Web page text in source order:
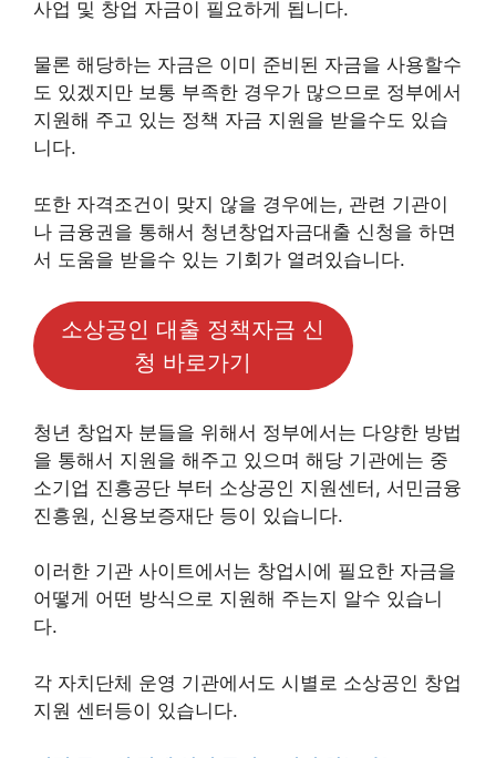
사업 및 창업 자금이 필요하게 됩니다.
물론 해당하는 자금은 이미 준비된 자금을 사용할수
도 있겠지만 보통 부족한 경우가 많으므로 정부에서
지원해 주고 있는 정책 자금 지원을 받을수도 있습
니다.
또한 자격조건이 맞지 않을 경우에는, 관련 기관이
나 금융권을 통해서 청년창업자금대출 신청을 하면
서 도움을 받을수 있는 기회가 열려있습니다.
소상공인 대출 정책자금 신
청 바로가기
청년 창업자 분들을 위해서 정부에서는 다양한 방법
을 통해서 지원을 해주고 있으며 해당 기관에는 중
소기업 진흥공단 부터 소상공인 지원센터, 서민금융
진흥원, 신용보증재단 등이 있습니다.
이러한 기관 사이트에서는 창업시에 필요한 자금을
어떻게 어떤 방식으로 지원해 주는지 알수 있습니
다.
각 자치단체 운영 기관에서도 시별로 소상공인 창업
지원 센터등이 있습니다.